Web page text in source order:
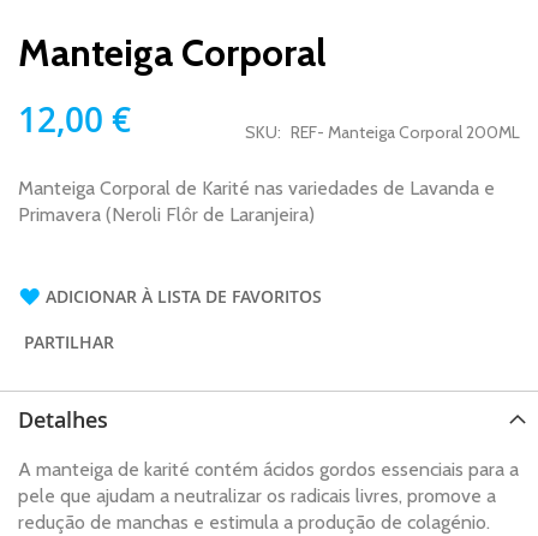
Manteiga Corporal
12,00 € SKU REF- Manteiga Corporal 200ML
Manteiga Corporal de Karité nas variedades de Lavanda e
Primavera (Neroli Flôr de Laranjeira)
ADICIONAR À LISTA DE FAVORITOS
PARTILHAR
o
início
Galeria
de
Detalhes
A manteiga de karité contém ácidos gordos essenciais para a
pele que ajudam a neutralizar os radicais livres, promove a
redução de manchas e estimula a produção de colagénio.